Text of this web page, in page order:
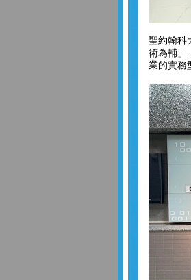
聖約翰科
術為輔」
業的實務